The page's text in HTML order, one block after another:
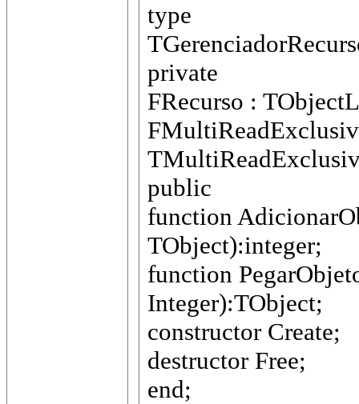
type
private
FRecurso :
public
function
TObject):integer;
function
Integer):TObject;
constructor Create;
destructor Free;
end;